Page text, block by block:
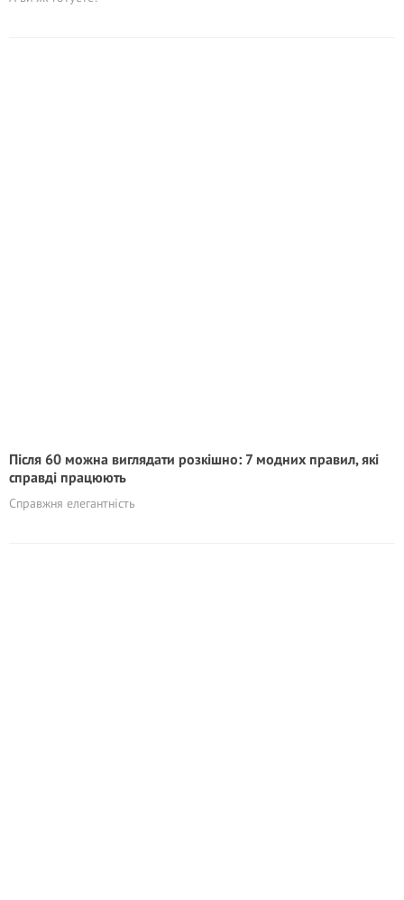
Після 60 можна виглядати розкішно: 7 модних правил, які
справді працюють
Справжня елегантність